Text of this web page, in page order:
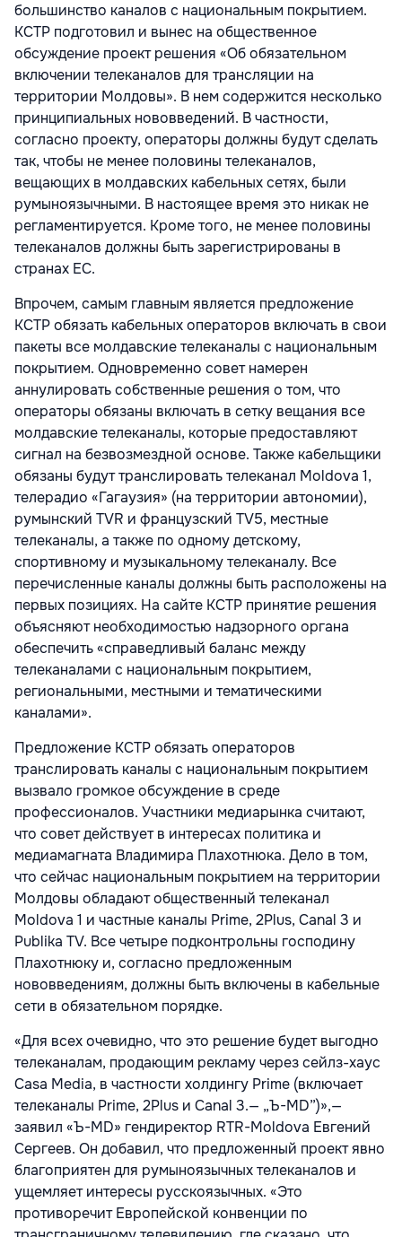
большинство каналов с национальным покрытием.
КСТР подготовил и вынес на общественное
обсуждение проект решения «Об обязательном
включении телеканалов для трансляции на
территории Молдовы». В нем содержится несколько
принципиальных нововведений. В частности,
согласно проекту, операторы должны будут сделать
так, чтобы не менее половины телеканалов,
вещающих в молдавских кабельных сетях, были
румыноязычными. В настоящее время это никак не
регламентируется. Кроме того, не менее половины
телеканалов должны быть зарегистрированы в
странах ЕС.
Впрочем, самым главным является предложение
КСТР обязать кабельных операторов включать в свои
пакеты все молдавские телеканалы с национальным
покрытием. Одновременно совет намерен
аннулировать собственные решения о том, что
операторы обязаны включать в сетку вещания все
молдавские телеканалы, которые предоставляют
сигнал на безвозмездной основе. Также кабельщики
обязаны будут транслировать телеканал Moldova 1,
телерадио «Гагаузия» (на территории автономии),
румынский TVR и французский TV5, местные
телеканалы, а также по одному детскому,
спортивному и музыкальному телеканалу. Все
перечисленные каналы должны быть расположены на
первых позициях. На сайте КСТР принятие решения
объясняют необходимостью надзорного органа
обеспечить «справедливый баланс между
телеканалами с национальным покрытием,
региональными, местными и тематическими
каналами».
Предложение КСТР обязать операторов
транслировать каналы с национальным покрытием
вызвало громкое обсуждение в среде
профессионалов. Участники медиарынка считают,
что совет действует в интересах политика и
медиамагната Владимира Плахотнюка. Дело в том,
что сейчас национальным покрытием на территории
Молдовы обладают общественный телеканал
Moldova 1 и частные каналы Prime, 2Plus, Canal 3 и
Publika TV. Все четыре подконтрольны господину
Плахотнюку и, согласно предложенным
нововведениям, должны быть включены в кабельные
сети в обязательном порядке.
«Для всех очевидно, что это решение будет выгодно
телеканалам, продающим рекламу через сейлз-хаус
Casa Media, в частности холдингу Prime (включает
телеканалы Prime, 2Plus и Canal 3.— „Ъ-MD”)»,—
заявил «Ъ-MD» гендиректор RTR-Moldova Евгений
Сергеев. Он добавил, что предложенный проект явно
благоприятен для румыноязычных телеканалов и
ущемляет интересы русскоязычных. «Это
противоречит Европейской конвенции по